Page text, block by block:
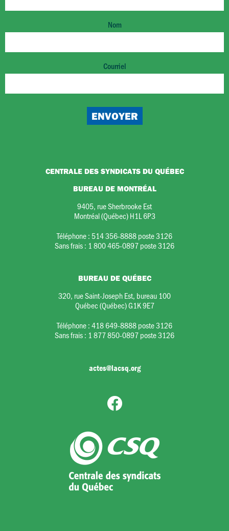
Nom
Courriel
CENTRALE DES SYNDICATS DU QUÉBEC
BUREAU DE MONTRÉAL
9405, rue Sherbrooke Est
Montréal (Québec) H1L 6P3
Téléphone : 514 356-8888 poste 3126
Sans frais : 1 800 465-0897 poste 3126
BUREAU DE QUÉBEC
320, rue Saint-Joseph Est, bureau 100
Québec (Québec) G1K 9E7
Téléphone :418 649-8888 poste 3126
Sans frais : 1 877 850-0897 poste 3126
actes@lacsq.org